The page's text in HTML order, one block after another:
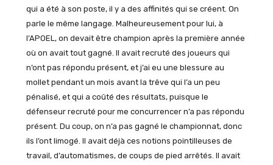
qui a été à son poste, il y a des affinités qui se créent. On
parle le même langage. Malheureusement pour lui, à
l’APOEL, on devait être champion après la première année
où on avait tout gagné. Il avait recruté des joueurs qui
n’ont pas répondu présent, et j’ai eu une blessure au
mollet pendant un mois avant la trêve qui l’a un peu
pénalisé, et qui a coûté des résultats, puisque le
défenseur recruté pour me concurrencer n’a pas répondu
présent. Du coup, on n’a pas gagné le championnat, donc
ils l’ont limogé. Il avait déjà ces notions pointilleuses de
travail, d’automatismes, de coups de pied arrêtés. Il avait